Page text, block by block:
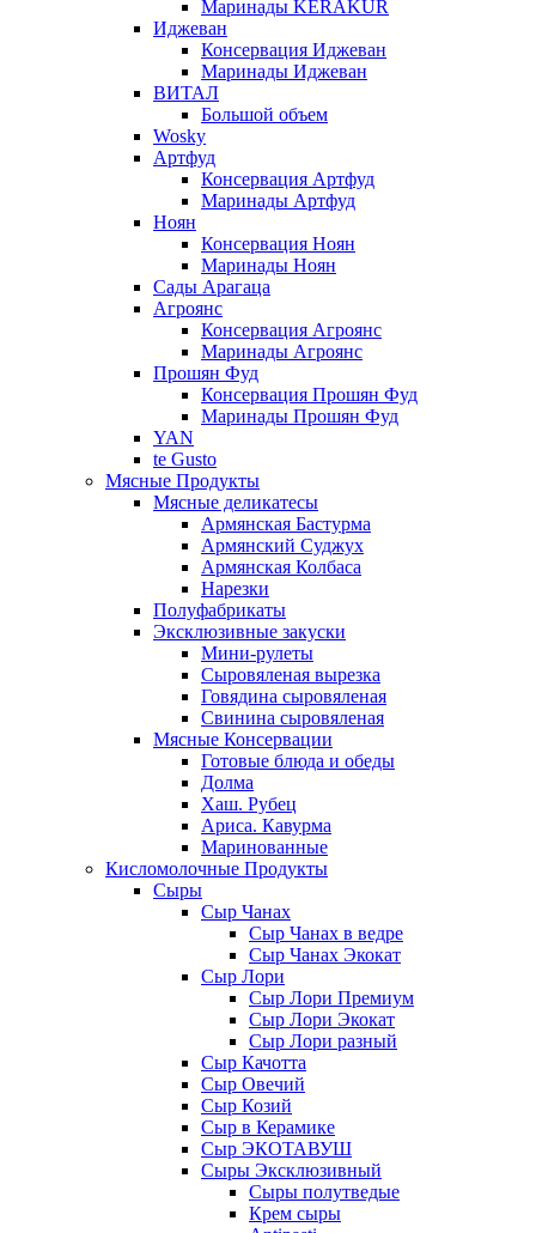
Маринады KERAKUR
Иджеван
Консервация Иджеван
Маринады Иджеван
ВИТАЛ
Большой объем
Wosky
Артфуд
Консервация Артфуд
Маринады Артфуд
Ноян
Консервация Ноян
Маринады Ноян
Сады Арагаца
Агроянс
Консервация Агроянс
Маринады Агроянс
Прошян Фуд
Консервация Прошян Фуд
Маринады Прошян Фуд
YAN
te Gusto
Мясные Продукты
Мясные деликатесы
Армянская Бастурма
Армянский Суджух
Армянская Колбаса
Нарезки
Полуфабрикаты
Эксклюзивные закуски
Мини-рулеты
Сыровяленая вырезка
Говядина сыровяленая
Свинина сыровяленая
Мясные Консервации
Готовые блюда и обеды
Долма
Хаш. Рубец
Ариса. Кавурма
Маринованные
Кисломолочные Продукты
Сыры
Сыр Чанах
Сыр Чанах в ведре
Сыр Чанах Экокат
Сыр Лори
Сыр Лори Премиум
Сыр Лори Экокат
Сыр Лори разный
Сыр Качотта
Сыр Овечий
Сыр Козий
Сыр в Керамике
Сыр ЭКОТАВУШ
Сыры Эксклюзивный
Сыры полутведые
Крем сыры